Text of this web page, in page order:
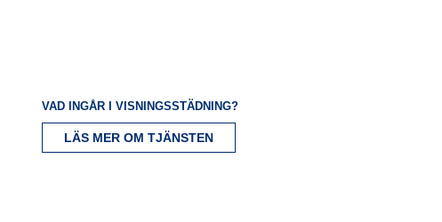
VAD INGÅR I VISNINGSSTÄDNING?
LÄS MER OM TJÄNSTEN